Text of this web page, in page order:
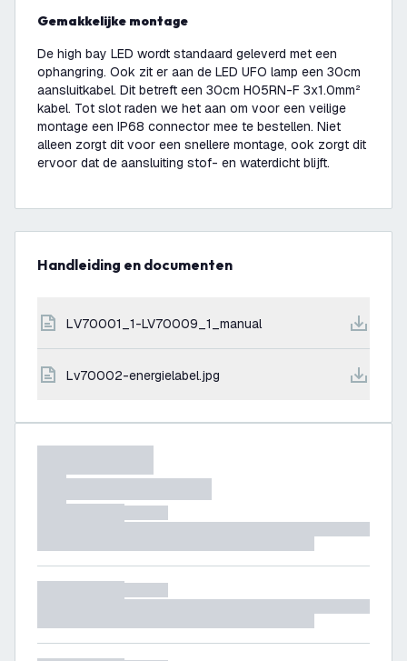
Gemakkelijke montage
De high bay LED wordt standaard geleverd met een
ophangring. Ook zit er aan de LED UFO lamp een 30cm
aansluitkabel. Dit betreft een 30cm H05RN-F 3x1.0mm²
kabel. Tot slot raden we het aan om voor een veilige
montage een IP68 connector mee te bestellen. Niet
alleen zorgt dit voor een snellere montage, ook zorgt dit
ervoor dat de aansluiting stof- en waterdicht blijft.
Handleiding en documenten
LV70001_1-LV70009_1_manual
lv70002-energielabel.jpg